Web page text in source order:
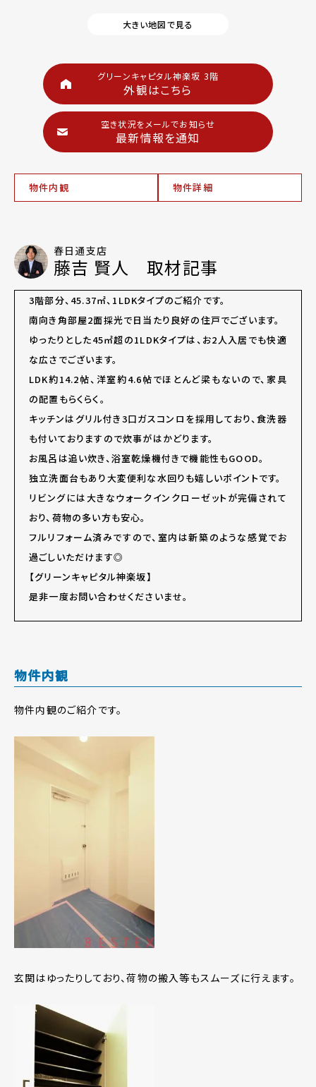
大きい地図で見る
グリーンキャピタル神楽坂 3階
外観はこちら
空き状況をメールでお知らせ
最新情報を通知
物件内観 物件詳細
春日通支店
藤吉 賢人 取材記事
3階部分、45.37㎡、1LDKタイプのご紹介です。
南向き角部屋2面採光で日当たり良好の住戸でございます。
ゆったりとした45㎡超の1LDKタイプは、お2人入居でも快適
な広さでございます。
LDK約14.2帖、洋室約4.6帖でほとんど梁もないので、家具
の配置もらくらく。
キッチンはグリル付き3口ガスコンロを採用しており、食洗器
も付いておりますので炊事がはかどります。
お風呂は追い炊き、浴室乾燥機付きで機能性もGOOD。
独立洗面台もあり大変便利な水回りも嬉しいポイントです。
リビングには大きなウォークインクローゼットが完備されて
おり、荷物の多い方も安心。
フルリフォーム済みですので、室内は新築のような感覚でお
過ごしいただけます◎
【グリーンキャピタル神楽坂】
是非一度お問い合わせくださいませ。
物件内観
物件内観のご紹介です。
玄関はゆったりしており、荷物の搬入等もスムーズに行えます。